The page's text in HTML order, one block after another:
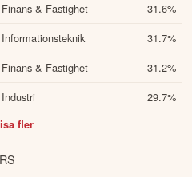
Finans & Fastighet 31.6%
Informationsteknik 31.7%
Finans & Fastighet 31.2%
Industri 29.7%
fler